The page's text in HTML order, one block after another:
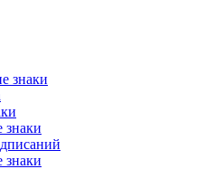
знаки